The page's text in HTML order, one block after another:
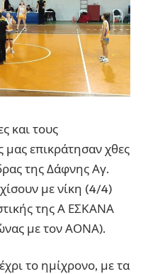
και τους
μας επικράτησαν χθες
της Δάφνης Αγ.
με νίκη (4/4)
της Α ΕΣΚΑΝΑ
με τον ΑΟΝΑ).
το ημίχρονο, με τα